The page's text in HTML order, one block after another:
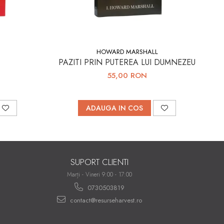
HOWARD MARSHALL
PAZITI PRIN PUTEREA LUI DUMNEZEU
55,00 RON
ADAUGA IN COS
SUPORT CLIENTI
Marți - Vineri 9:00 - 17:00
0730503819
contact@resurseharvest.ro